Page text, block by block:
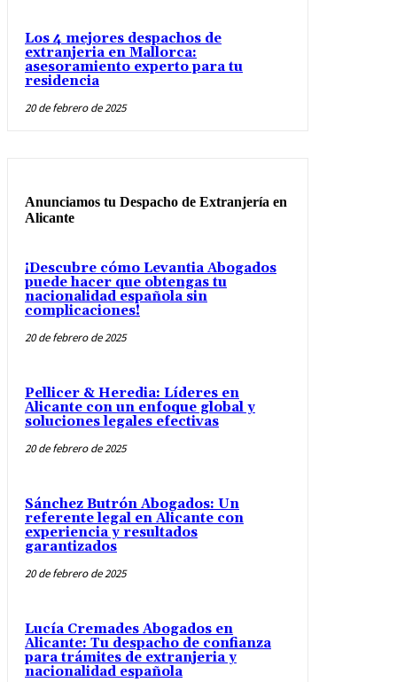
Los 4 mejores despachos de
extranjeria en Mallorca:
asesoramiento experto para tu
residencia
20 de febrero de 2025
Anunciamos tu Despacho de Extranjería en
Alicante
¡Descubre cómo Levantia Abogados
puede hacer que obtengas tu
nacionalidad española sin
complicaciones!
20 de febrero de 2025
Pellicer & Heredia: Líderes en
Alicante con un enfoque global y
soluciones legales efectivas
20 de febrero de 2025
Sánchez Butrón Abogados: Un
referente legal en Alicante con
experiencia y resultados
garantizados
20 de febrero de 2025
Lucía Cremades Abogados en
Alicante: Tu despacho de confianza
para trámites de extranjeria y
nacionalidad española